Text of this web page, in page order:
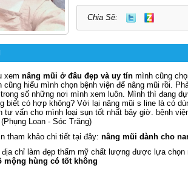
Chia Sẽ:
xem nâng mũi ở đâu đẹp và uy tín mình cũng
hiểu mình chọn bệnh viện để nâng mũi rồi.
số những nơi mình xem luôn. Mình thì đang
biết có hợp không? Với lại nâng mũi s line là có
tư vấn cho mình loại sụn tốt nhất bây giờ. bệnh
Loan - Sóc Trăng)
tham khảo chi tiết tại đây: nâng mũi dành cho
chỉ làm đẹp thẩm mỹ chất lượng được lựa chọn
mộng hùng có tốt không